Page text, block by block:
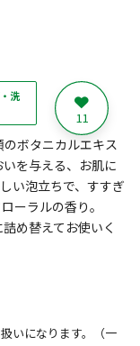
洗
11
ボタニカルエキス
を与える、お肌に
い泡立ちで、すすぎ
ーラルの香り。
め替えてお使いく
いになります。（一